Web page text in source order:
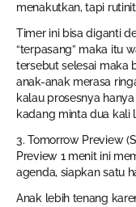
menakutkan, tapi
Timer ini bisa diganti
“terpasang” maka itu
tersebut selesai maka
anak-anak merasa
kalau prosesnya
kadang minta dua kali
3. Tomorrow Preview
Preview 1 menit ini
agenda, siapkan satu
Anak lebih tenang